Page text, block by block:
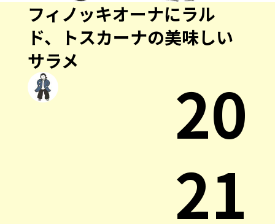
フィノッキオーナにラル
ド、トスカーナの美味しい
サラメ
20
21